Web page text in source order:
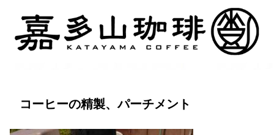
コーヒーの精製、パーチメント